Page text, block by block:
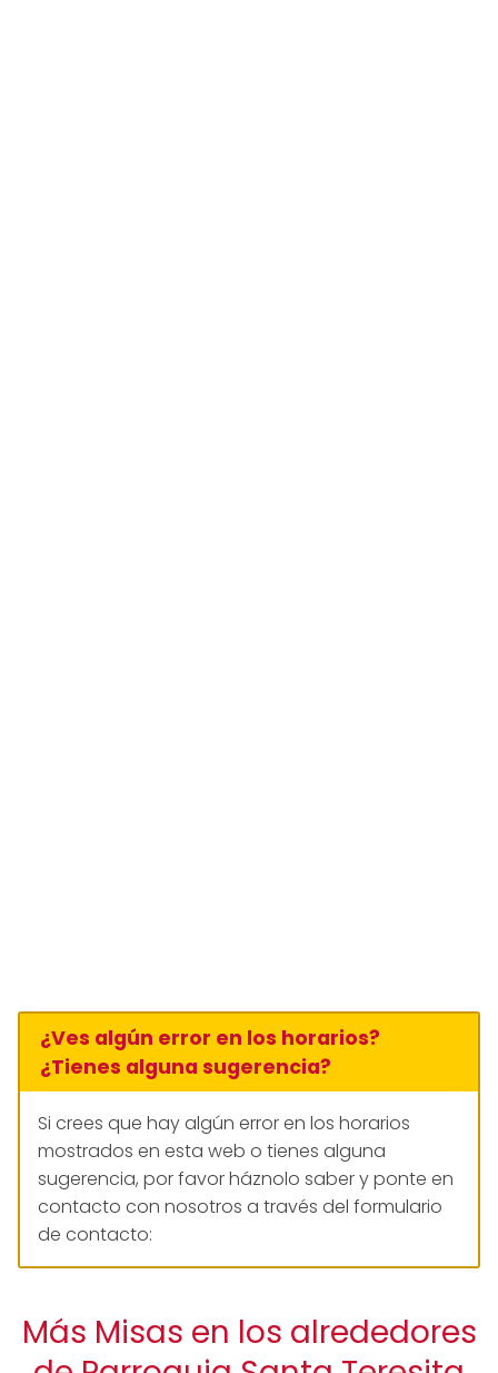
¿Ves algún error en los horarios?
¿Tienes alguna sugerencia?
Si crees que hay algún error en los horarios
mostrados en esta web o tienes alguna
sugerencia, por favor háznolo saber y ponte en
contacto con nosotros a través del formulario
de contacto:
Más Misas en los alrededores